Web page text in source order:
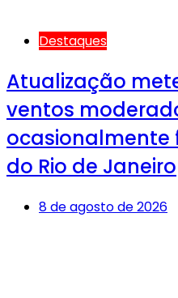
Destaques
Atualização
ventos
ocasionalmente
do Rio de Janeiro
8 de agosto de 2026